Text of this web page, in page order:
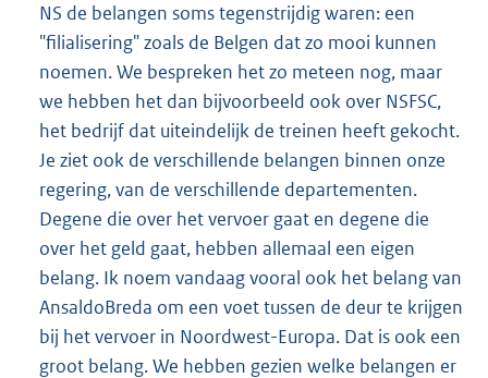
NS de belangen soms tegenstrijdig waren: een
"filialisering" zoals de Belgen dat zo mooi kunnen
noemen. We bespreken het zo meteen nog, maar
we hebben het dan bijvoorbeeld ook over NSFSC,
het bedrijf dat uiteindelijk de treinen heeft gekocht.
Je ziet ook de verschillende belangen binnen onze
regering, van de verschillende departementen.
Degene die over het vervoer gaat en degene die
over het geld gaat, hebben allemaal een eigen
belang. Ik noem vandaag vooral ook het belang van
AnsaldoBreda om een voet tussen de deur te krijgen
bij het vervoer in Noordwest-Europa. Dat is ook een
groot belang. We hebben gezien welke belangen er